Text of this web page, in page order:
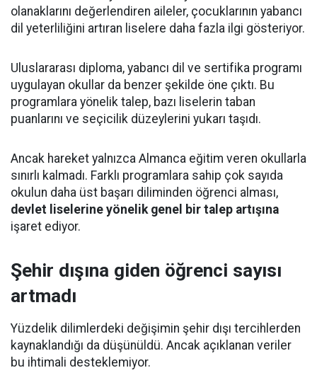
olanaklarını değerlendiren aileler, çocuklarının yabancı
dil yeterliliğini artıran liselere daha fazla ilgi gösteriyor.
Uluslararası diploma, yabancı dil ve sertifika programı
uygulayan okullar da benzer şekilde öne çıktı. Bu
programlara yönelik talep, bazı liselerin taban
puanlarını ve seçicilik düzeylerini yukarı taşıdı.
Ancak hareket yalnızca Almanca eğitim veren okullarla
sınırlı kalmadı. Farklı programlara sahip çok sayıda
okulun daha üst başarı diliminden öğrenci alması,
devlet liselerine yönelik genel bir talep artışına
işaret ediyor.
Şehir dışına giden öğrenci sayısı
artmadı
Yüzdelik dilimlerdeki değişimin şehir dışı tercihlerden
kaynaklandığı da düşünüldü. Ancak açıklanan veriler
bu ihtimali desteklemiyor.